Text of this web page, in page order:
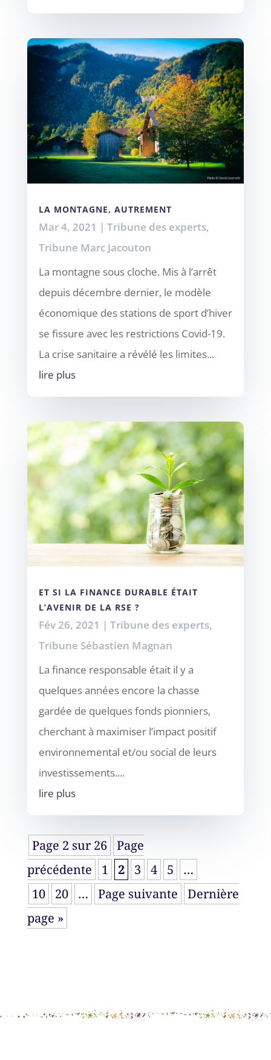
LA MONTAGNE, AUTREMENT
Mar 4, 2021 | Tribune des experts,
Tribune Marc Jacouton
La montagne sous cloche. Mis à l’arrêt
depuis décembre dernier, le modèle
économique des stations de sport d’hiver
se fissure avec les restrictions Covid-19.
La crise sanitaire a révélé les limites...
lire plus
ET SI LA FINANCE DURABLE ÉTAIT
L’AVENIR DE LA RSE ?
Fév 26, 2021 | Tribune des experts,
Tribune Sébastien Magnan
La finance responsable était il y a
quelques années encore la chasse
gardée de quelques fonds pionniers,
cherchant à maximiser l’impact positif
environnemental et/ou social de leurs
investissements....
lire plus
Page 2 sur 26
Page
précédente
1 2 3 4 5
…
10
20 … Page suivante
Dernière
page »